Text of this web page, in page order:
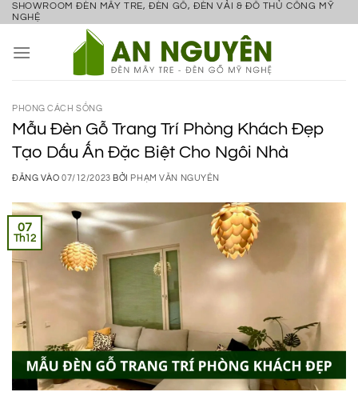
Bỏ
nội
SHOWROOM ĐÈN MÂY TRE, ĐÈN GỖ, ĐÈN VẢI & ĐỒ THỦ CÔNG MỸ
NGHỆ
PHONG CÁCH SỐNG
Mẫu Đèn Gỗ Trang Trí Phòng Khách Đẹp
Tạo Dấu Ấn Đặc Biệt Cho Ngôi Nhà
ĐĂNG VÀO07/12/2023 BỞI PHẠM VĂN NGUYÊN
07
Th12